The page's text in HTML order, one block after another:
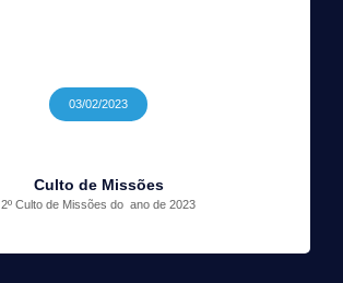
03/02/2023
Culto de Missões
2º Culto de Missões do ano de 2023